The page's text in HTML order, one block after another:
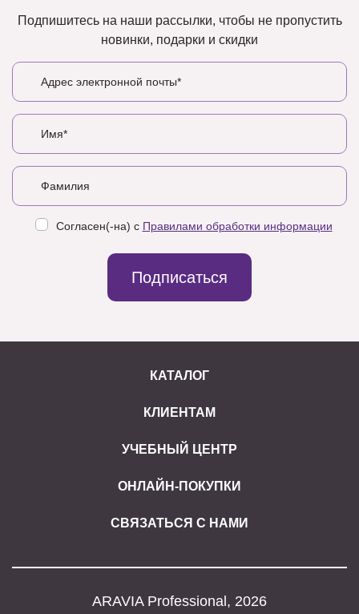
Подпишитесь на наши рассылки, чтобы не пропустить
новинки, подарки и скидки
Согласен(-на) с Правилами обработки информации
Подписаться
КАТАЛОГ
КЛИЕНТАМ
УЧЕБНЫЙ ЦЕНТР
ОНЛАЙН-ПОКУПКИ
СВЯЗАТЬСЯ С НАМИ
ARAVIA Professional, 2026